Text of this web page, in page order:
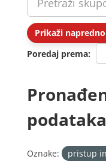
Prikaži
Poredaj prema
Oznake: pristup